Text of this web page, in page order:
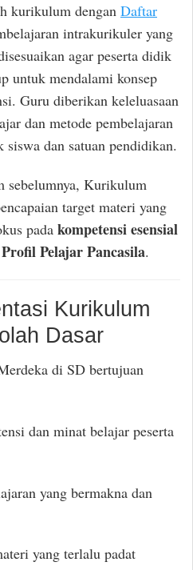
kurikulum dengan Daftar
intrakurikuler yang
agar peserta didik
untuk mendalami konsep
Guru diberikan keleluasaan
dan metode pembelajaran
siswa dan satuan pendidikan.
sebelumnya, Kurikulum
target materi yang
pada kompetensi esensial
Pelajar Pancasila.
Kurikulum
Dasar
di SD bertujuan
dan minat belajar peserta
yang bermakna dan
yang terlalu padat